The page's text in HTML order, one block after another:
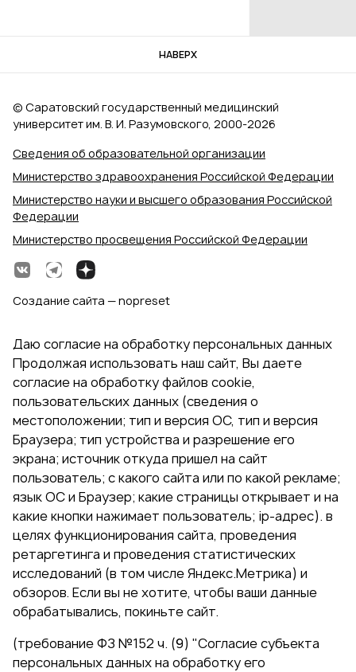
НАВЕРХ
Сведения об образовательной организации
Министерство здравоохранения Российской Федерации
Министерство науки и высшего образования Российской
Федерации
Министерство просвещения Российской Федерации
© Саратовский государственный медицинский
университет им. В. И. Разумовского, 2000‑2026
Создание сайта — nopreset
Даю согласие на обработку персональных данных
Продолжая использовать наш сайт, Вы даете
согласие на обработку файлов cookie,
пользовательских данных (сведения о
местоположении; тип и версия ОС, тип и версия
Браузера; тип устройства и разрешение его
экрана; источник откуда пришел на сайт
пользователь; с какого сайта или по какой рекламе;
язык ОС и Браузер; какие страницы открывает и на
какие кнопки нажимает пользователь; ip-адрес). в
целях функционирования сайта, проведения
ретаргетинга и проведения статистических
исследований (в том числе Яндекс.Метрика) и
обзоров. Если вы не хотите, чтобы ваши данные
обрабатывались, покиньте сайт.
(требование ФЗ №152 ч. (9) "Согласие субъекта
персональных данных на обработку его